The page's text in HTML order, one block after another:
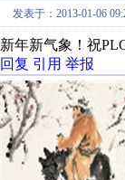
发表于：2013-01-06
新年新气象！祝
回复 引用 举报